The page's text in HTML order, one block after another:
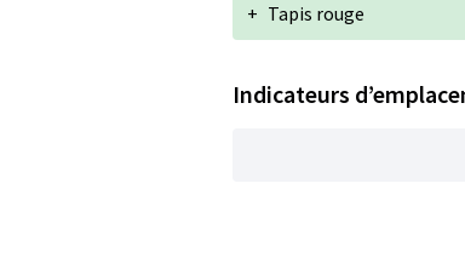
+ Tapis rouge
Indicateurs